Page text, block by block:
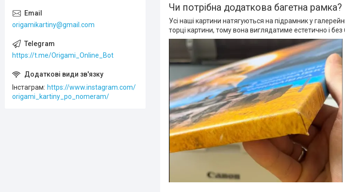
Чи потрібна додаткова багетна рамка?
Усі наші картини натягуються на підрамник у
торці картини, тому вона виглядатиме естетично і
origamikartiny@gmail.com
https://t.me/Origami_Online_Bot
Інстаграм
https://www.instagram.com/
origami_kartiny_po_nomeram/